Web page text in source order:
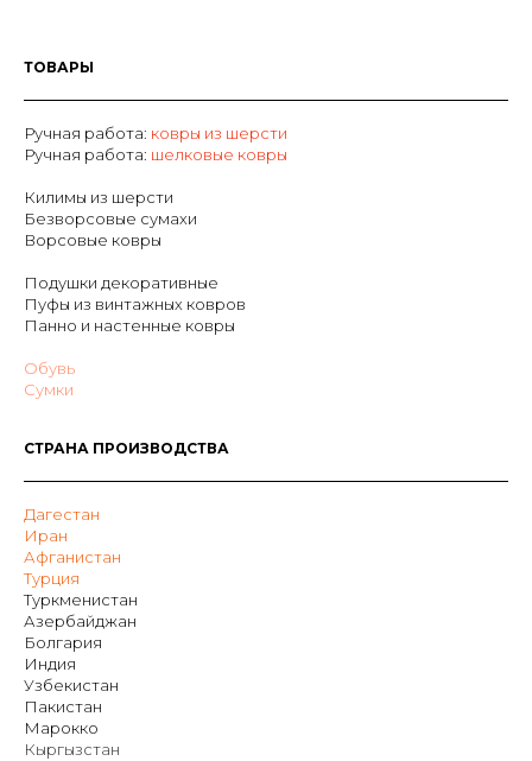
ТОВАРЫ
Ручная работа: ковры из шерсти
Ручная работа: шелковые ковры
Килимы из шерсти
Безворсовые сумахи
Ворсовые ковры
Подушки декоративные
Пуфы из винтажных ковров
Панно и настенные ковры
Обувь
Сумки
СТРАНА ПРОИЗВОДСТВА
Дагестан
Иран
Афганистан
Турция
Туркменистан
Азербайджан
Болгария
Индия
Узбекистан
Пакистан
Марокко
Кыргызстан